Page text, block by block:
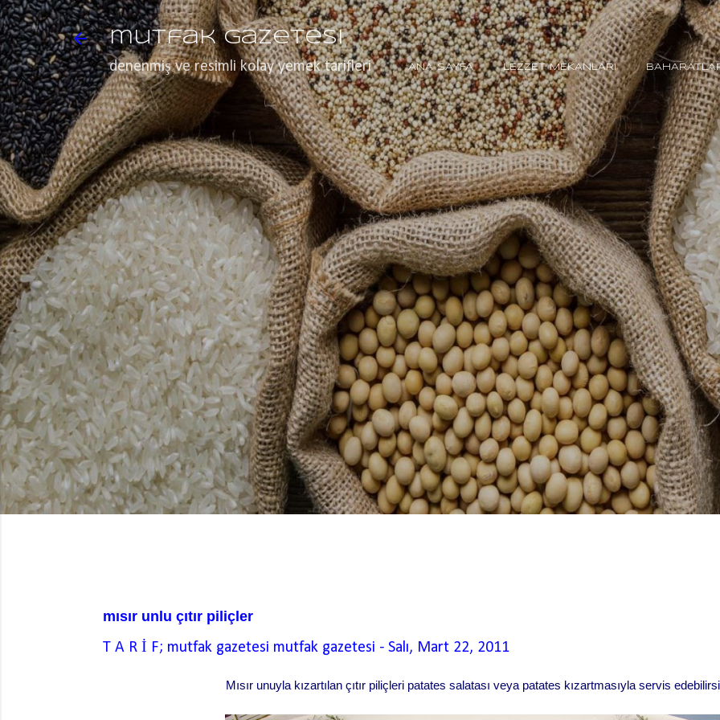
Ana içeriğe atla
mutfak gazetesi
denenmiş ve resimli kolay yemek tarifleri ANA SAYFA LEZZET MEKANLARI
mısır unlu çıtır piliçler
T A R İ F; mutfak gazetesi mutfak gazetesi - Salı, Mart 22, 2011
Mısır unuyla kızartılan çıtır piliçleri patates salatası veya patates kızartmasıyla servis